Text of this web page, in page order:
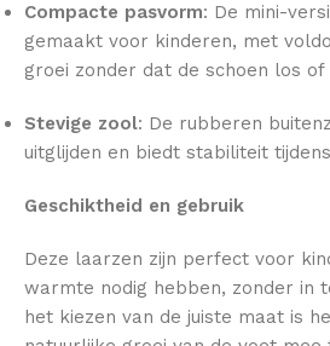
Compacte pasvorm: De mini-
gemaakt voor kinderen, met
groei zonder dat de schoen los
Stevige zool: De rubberen
uitglijden en biedt stabiliteit
Geschiktheid en gebruik
Deze laarzen zijn perfect voor
warmte nodig hebben, zonder in
het kiezen van de juiste maat is